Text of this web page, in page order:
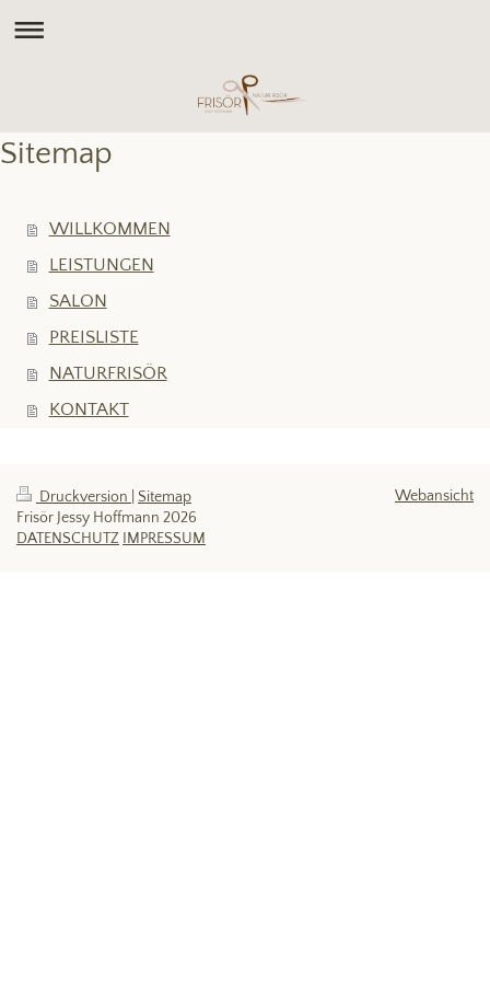
Sitemap
WILLKOMMEN
LEISTUNGEN
SALON
PREISLISTE
NATURFRISÖR
KONTAKT
Druckversion
Sitemap
Frisör Jessy Hoffmann 2026
DATENSCHUTZ
IMPRESSUM
Webansicht